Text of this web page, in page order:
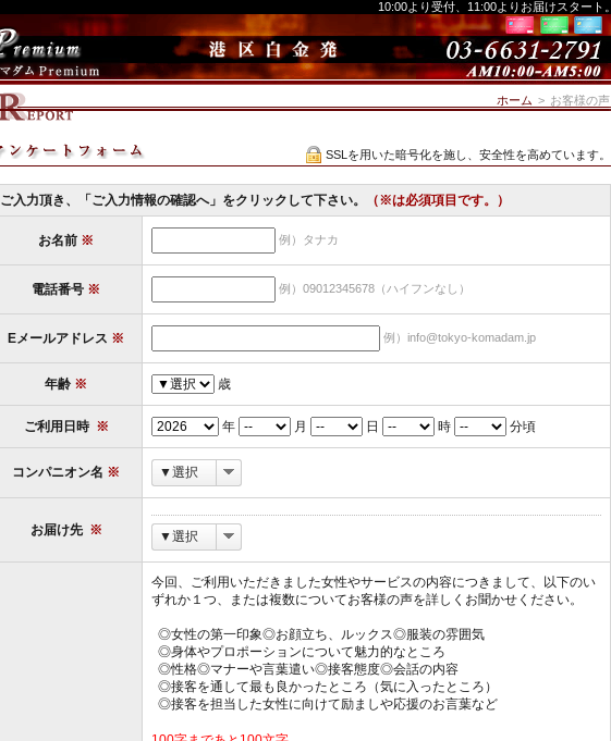
10:00より受付、11:00よりお届けスタート。
ホーム > お客様の声
SSLを用いた暗号化を施し、安全性を高めています。
ご入力頂き、「ご入力情報の確認へ」をクリックして下さい。 （※は必須項目です。）
お名前 ※ 例）タナカ
電話番号 ※ 例）09012345678（ハイフンなし）
Eメールアドレス ※ 例）info@tokyo-komadam.jp
年齢 ※ 歳
ご利用日時 ※ 年 月 日 時 分頃
コンパニオン名 ※ ▼選択
お届け先 ※ ▼選択
今回、ご利用いただきました女性やサービスの内容につきまして、以下のい
ずれか１つ、または複数についてお客様の声を詳しくお聞かせください。
◎女性の第一印象◎お顔立ち、ルックス◎服装の雰囲気
◎身体やプロポーションについて魅力的なところ
◎性格◎マナーや言葉遣い◎接客態度◎会話の内容
◎接客を通して最も良かったところ（気に入ったところ）
◎接客を担当した女性に向けて励ましや応援のお言葉など